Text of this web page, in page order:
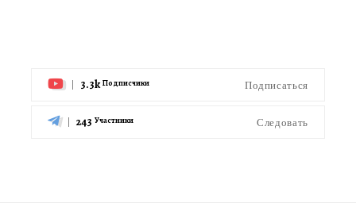
3.3k Подписчики Подписаться
243 Участники Следовать